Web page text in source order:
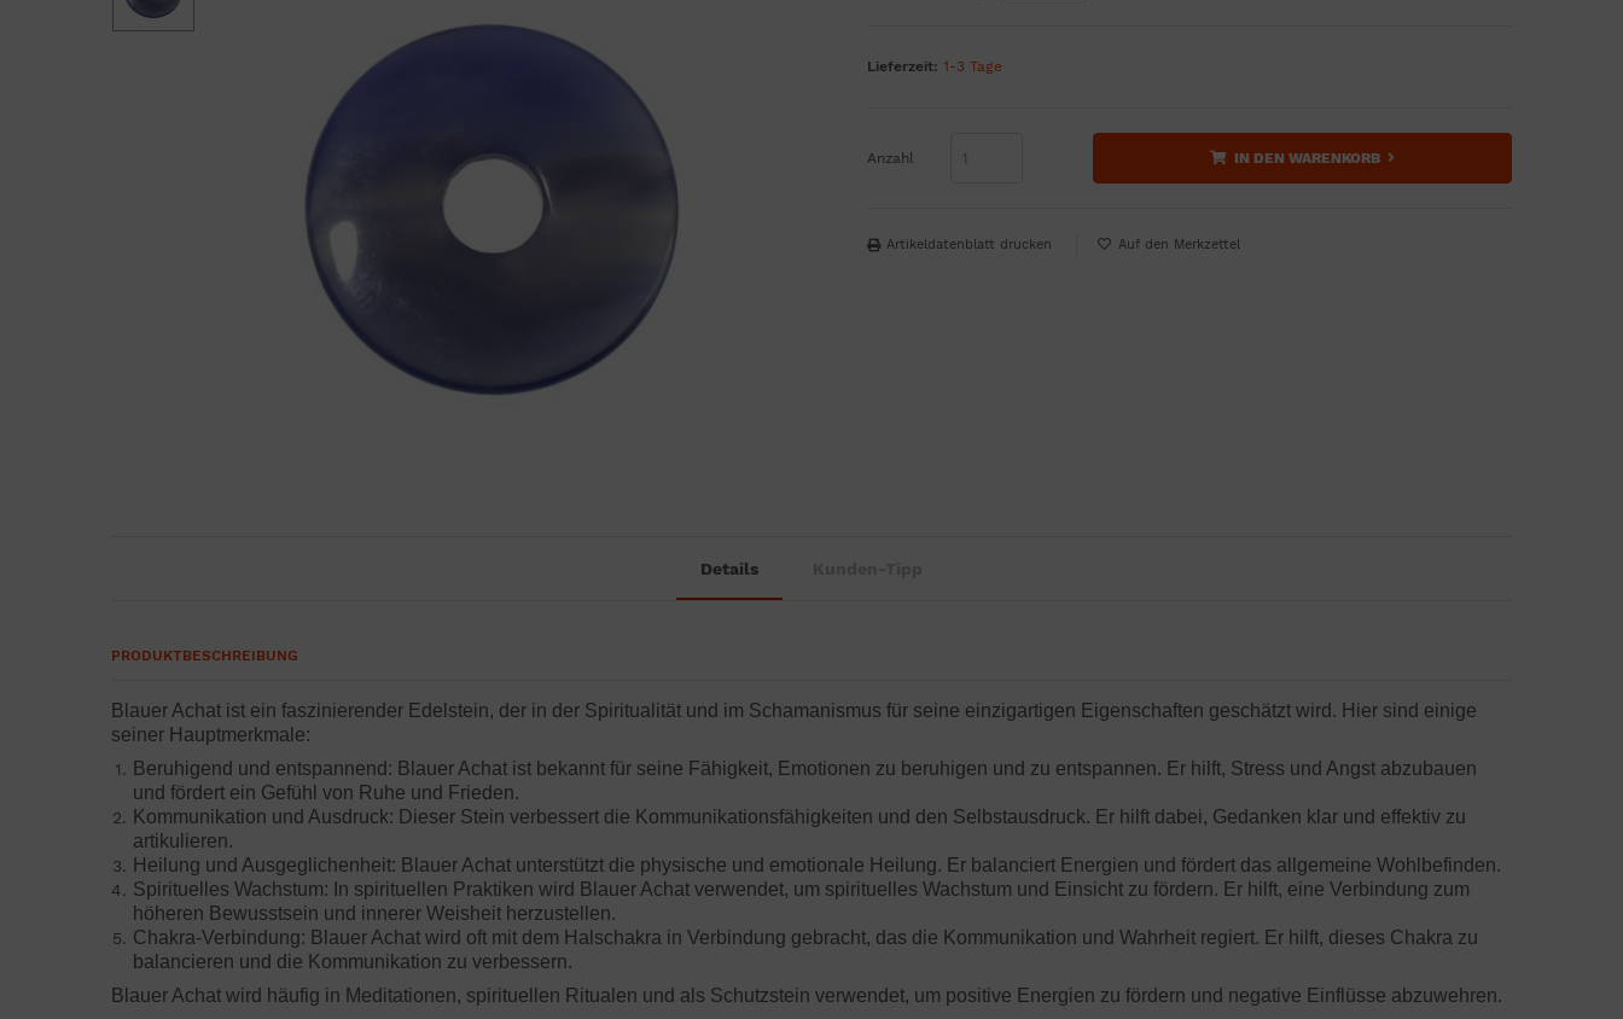
Lieferzeit: 1-3 Tage
Anzahl IN DEN WARENKORB
Artikeldatenblatt drucken
Details
PRODUKTBESCHREIBUNG
Blauer Achat ist ein faszinierender Edelstein, der in der Spiritualität und im Schamanismus für seine einzigartigen Eigenschaften geschätzt wird. Hier sind einige
seiner Hauptmerkmale:
Beruhigend und entspannend: Blauer Achat ist bekannt für seine Fähigkeit, Emotionen zu beruhigen und zu entspannen. Er hilft, Stress und Angst abzubauen
und fördert ein Gefühl von Ruhe und Frieden.
Kommunikation und Ausdruck: Dieser Stein verbessert die Kommunikationsfähigkeiten und den Selbstausdruck. Er hilft dabei, Gedanken klar und effektiv zu
artikulieren.
Heilung und Ausgeglichenheit: Blauer Achat unterstützt die physische und emotionale Heilung. Er balanciert Energien und fördert das allgemeine Wohlbefinden.
Spirituelles Wachstum: In spirituellen Praktiken wird Blauer Achat verwendet, um spirituelles Wachstum und Einsicht zu fördern. Er hilft, eine Verbindung zum
höheren Bewusstsein und innerer Weisheit herzustellen.
Chakra-Verbindung: Blauer Achat wird oft mit dem Halschakra in Verbindung gebracht, das die Kommunikation und Wahrheit regiert. Er hilft, dieses Chakra zu
balancieren und die Kommunikation zu verbessern.
Blauer Achat wird häufig in Meditationen, spirituellen Ritualen und als Schutzstein verwendet, um positive Energien zu fördern und negative Einflüsse abzuwehren.